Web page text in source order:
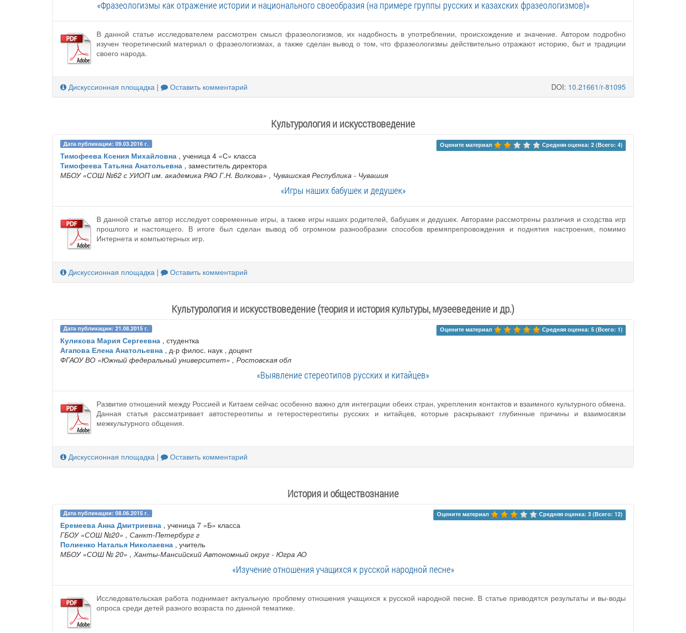
«Фразеологизмы как отражение истории и национального своеобразия (на примере группы русских и казахских фразеологизмов)»
В данной статье исследователем рассмотрен смысл фразеологизмов, их надобность в употреблении, происхождение и значение. Автором подробно
изучен теоретический материал о фразеологизмах, а также сделан вывод о том, что фразеологизмы действительно отражают историю, быт и традиции
своего народа.
Дискуссионная площадка | Оставить комментарий DOI: 10.21661/r-81095
Культурология и искусствоведение
Дата публикации: 09.03.2016 г. Оцените материал Средняя оценка: 2 (Всего: 4)
Тимофеева Ксения Михайловна , ученица 4 «С» класса
Тимофеева Татьяна Анатольевна , заместитель директора
МБОУ «СОШ №62 с УИОП им. академика РАО Г.Н. Волкова» , Чувашская Республика - Чувашия
«Игры наших бабушек и дедушек»
В данной статье автор исследует современные игры, а также игры наших родителей, бабушек и дедушек. Авторами рассмотрены различия и сходства игр
прошлого и настоящего. В итоге был сделан вывод об огромном разнообразии способов времяпрепровождения и поднятия настроения, помимо
Интернета и компьютерных игр.
Дискуссионная площадка | Оставить комментарий
Культурология и искусствоведение (теория и история культуры, музееведение и др.)
Дата публикации: 21.08.2015 г. Оцените материал Средняя оценка: 5 (Всего: 1)
Куликова Мария Сергеевна , студентка
Агапова Елена Анатольевна , д-р филос. наук , доцент
ФГАОУ ВО «Южный федеральный университет» , Ростовская обл
«Выявление стереотипов русских и китайцев»
Развитие отношений между Россией и Китаем сейчас особенно важно для интеграции обеих стран, укрепления контактов и взаимного культурного обмена.
Данная статья рассматривает автостереотипы и гетеростереотипы русских и китайцев, которые раскрывают глубинные причины и взаимосвязи
межкультурного общения.
Дискуссионная площадка | Оставить комментарий
История и обществознание
Дата публикации: 08.06.2015 г. Оцените материал Средняя оценка: 3 (Всего: 12)
Еремеева Анна Дмитриевна , ученица 7 «Б» класса
ГБОУ «СОШ №20» , Санкт-Петербург г
Полиенко Наталья Николаевна , учитель
МБОУ «СОШ № 20» , Ханты-Мансийский Автономный округ - Югра АО
«Изучение отношения учащихся к русской народной песне»
Исследовательская работа поднимает актуальную проблему отношения учащихся к русской народной песне. В статье приводятся результаты и вы-воды
опроса среди детей разного возраста по данной тематике.